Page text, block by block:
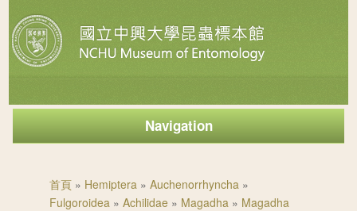
Navigation
首頁 » Hemiptera »Auchenorrhyncha »
Fulgoroidea »Achilidae » Magadha » Magadha